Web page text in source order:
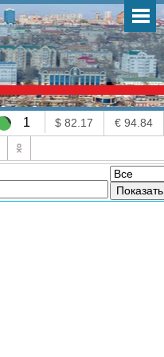
1 $ 82.17 € 94.84